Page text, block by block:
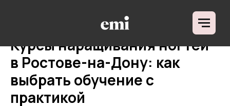
ДЛЯ КОГО
НАПРАВЛЕНИЯ
ОТЗЫВЫ
БЛОГ
Курсы наращивания ногтей
в Ростове-на-Дону: как
выбрать обучение с
практикой